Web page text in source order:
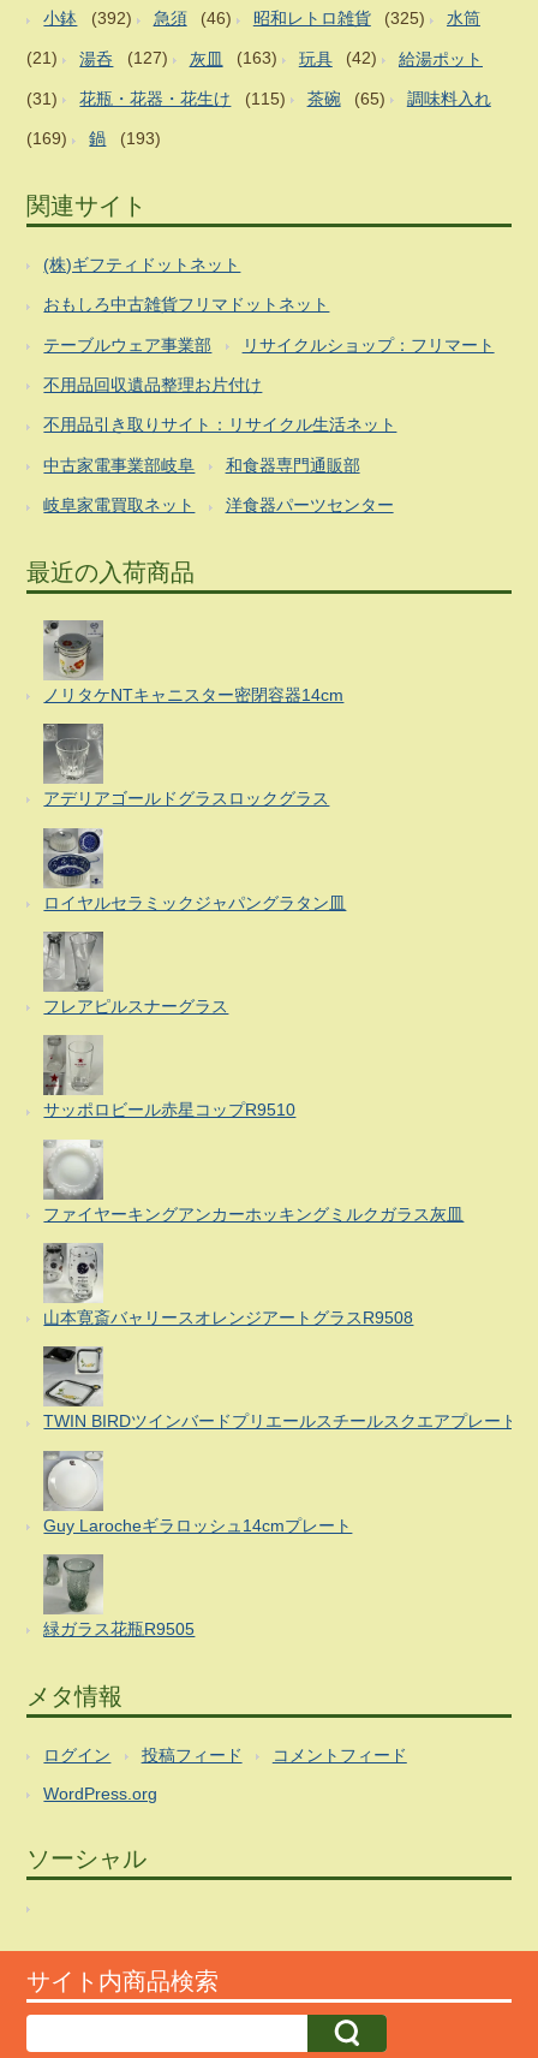
小鉢 (392) 急須 (46) 昭和レトロ雑貨 (325) 水筒
(21) 湯呑 (127) 灰皿 (163) 玩具 (42) 給湯ポット
(31) 花瓶・花器・花生け (115) 茶碗 (65) 調味料入れ
(169) 鍋 (193)
関連サイト
(株)ギフティドットネット
おもしろ中古雑貨フリマドットネット
テーブルウェア事業部 リサイクルショップ：フリマート
不用品回収遺品整理お片付け
不用品引き取りサイト：リサイクル生活ネット
中古家電事業部岐阜 和食器専門通販部
岐阜家電買取ネット 洋食器パーツセンター
最近の入荷商品
ノリタケNTキャニスター密閉容器14cm
アデリアゴールドグラスロックグラス
ロイヤルセラミックジャパングラタン皿
フレアピルスナーグラス
サッポロビール赤星コップR9510
ファイヤーキングアンカーホッキングミルクガラス灰皿
山本寛斎バャリースオレンジアートグラスR9508
TWIN BIRDツインバードプリエールスチールスクエアプレート
Guy Larocheギラロッシュ14cmプレート
緑ガラス花瓶R9505
メタ情報
ログイン 投稿フィード コメントフィード
WordPress.org
ソーシャル
サイト内商品検索